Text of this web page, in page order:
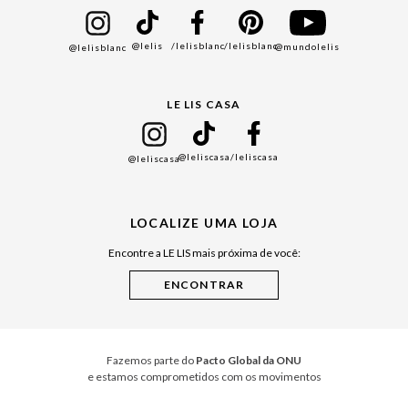
Black Friday
Cuidados Casa
@lelisblanc @lelis /lelisblanc/lelisblanc@mundolelis
LE LIS CASA
@leliscasa@leliscasa/leliscasa
LOCALIZE UMA LOJA
Encontre a LE LIS mais próxima de você:
Fazemos parte do Pacto Global da ONU
e estamos comprometidos com os movimentos